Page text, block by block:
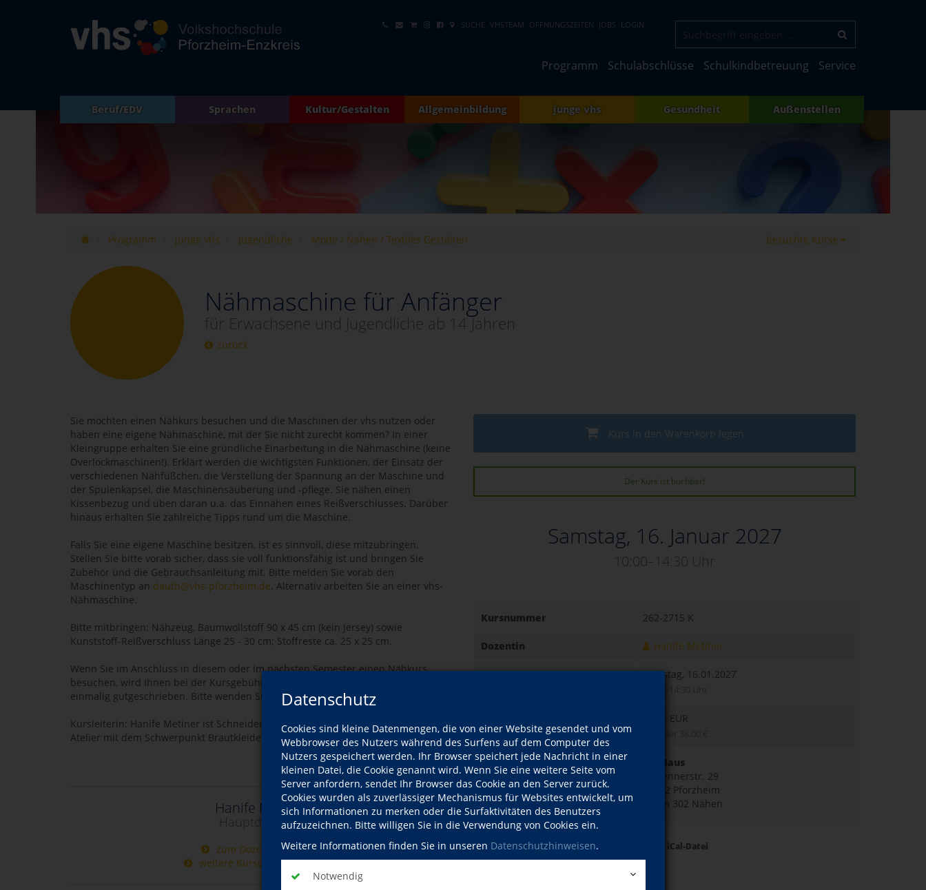
Datenschutz
Cookies sind kleine Datenmengen, die von einer Website gesendet und vom
Webbrowser des Nutzers während des Surfens auf dem Computer des
Nutzers gespeichert werden. Ihr Browser speichert jede Nachricht in einer
kleinen Datei, die Cookie genannt wird. Wenn Sie eine weitere Seite vom
Server anfordern, sendet Ihr Browser das Cookie an den Server zurück.
Cookies wurden als zuverlässiger Mechanismus für Websites entwickelt, um
sich Informationen zu merken oder die Surfaktivitäten des Benutzers
aufzuzeichnen. Bitte willigen Sie in die Verwendung von Cookies ein.
Weitere Informationen finden Sie in unseren Datenschutzhinweisen.
Notwendig
SUCHE VHSTEAM ÖFFNUNGSZEITEN JOBS LOGIN
Programm Schulabschlüsse Schulkindbetreuung Service
Beruf/EDV Sprachen Kultur/Gestalten Allgemeinbildung junge vhs Gesundheit Außenstellen
Programm junge vhs Jugendliche Mode / Nähen / Textiles Gestalten besuchte Kurse
Nähmaschine für Anfänger
für Erwachsene und Jugendliche ab 14 Jahren
zurück
Kurs in den Warenkorb legen
Der Kurs ist buchbar!
Samstag, 16. Januar 2027
10:00–14:30 Uhr
Kursnummer 262-2715 K
Dozentin Hanife Metiner
Datum Samstag, 16.01.2027
48,00 EUR
Ort
vhsHaus
Zerrennerstr. 29
75172 Pforzheim
Raum 302 Nähen
Kursdetails drucken Termine als iCal-Datei
Sie möchten einen Nähkurs besuchen und die Maschinen der vhs nutzen oder
haben eine eigene Nähmaschine, mit der Sie nicht zurecht kommen? In einer
Kleingruppe erhalten Sie eine gründliche Einarbeitung in die Nähmaschine (keine
Overlockmaschinen!). Erklärt werden die wichtigsten Funktionen, der Einsatz der
verschiedenen Nähfüßchen, die Verstellung der Spannung an der Maschine und
der Spulenkapsel, die Maschinensäuberung und -pflege. Sie nähen einen
Kissenbezug und üben daran u.a. das Einnähen eines Reißverschlusses. Darüber
hinaus erhalten Sie zahlreiche Tipps rund um die Maschine.
Falls Sie eine eigene Maschine besitzen, ist es sinnvoll, diese mitzubringen.
Stellen Sie bitte vorab sicher, dass sie voll funktionsfähig ist und bringen Sie
Zubehör und die Gebrauchsanleitung mit. Bitte melden Sie vorab den
Maschinentyp an dauth@vhs-pforzheim.de. Alternativ arbeiten Sie an einer vhs-
Nähmaschine.
Bitte mitbringen: Nähzeug, Baumwollstoff 90 x 45 cm (kein Jersey) sowie
Kunststoff-Reißverschluss Länge 25 - 30 cm; Stoffreste ca. 25 x 25 cm.
Wenn Sie im Anschluss in diesem oder im nächsten Semester einen Nähkurs
besuchen, wird Ihnen bei der Kursgebühr des Nähkurses der Betrag von 20,00 €
einmalig gutgeschrieben. Bitte wenden Sie sich dafür an unseren Service-Point.
Kursleiterin: Hanife Metiner ist Schneiderin und führte über 20 Jahre ihr eigenes
Atelier mit dem Schwerpunkt Brautkleider und Heimtextilien.
Hanife Metiner
Hauptdozentin
zum Dozentinnenprofil
weitere Kurse dieser Dozentin